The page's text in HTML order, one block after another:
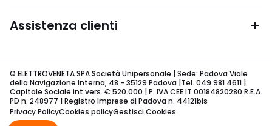
Assistenza clienti
© ELETTROVENETA SPA Società Unipersonale | Sede: Padova Viale
della Navigazione Interna, 48 - 35129 Padova |Tel. 049 981 4611 |
Capitale Sociale int.vers. € 520.000 | P. IVA CEE IT 00184820280 R.E.A.
PD n. 248977 | Registro Imprese di Padova n. 44121bis
Privacy PolicyCookies policyGestisci Cookies